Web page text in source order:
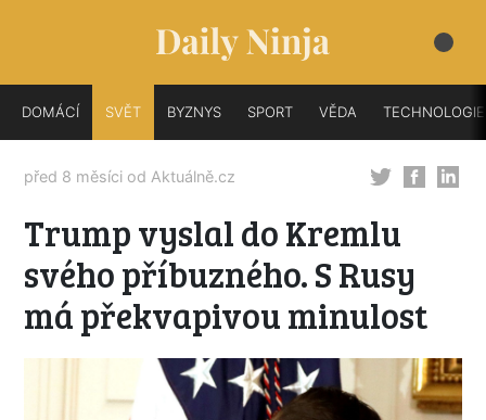
DOMÁCÍ SVĚT BYZNYS SPORT VĚDA TECHNOLOGIE
před 8 měsíci od Aktuálně.cz
Trump vyslal do Kremlu
svého příbuzného. S Rusy
má překvapivou minulost